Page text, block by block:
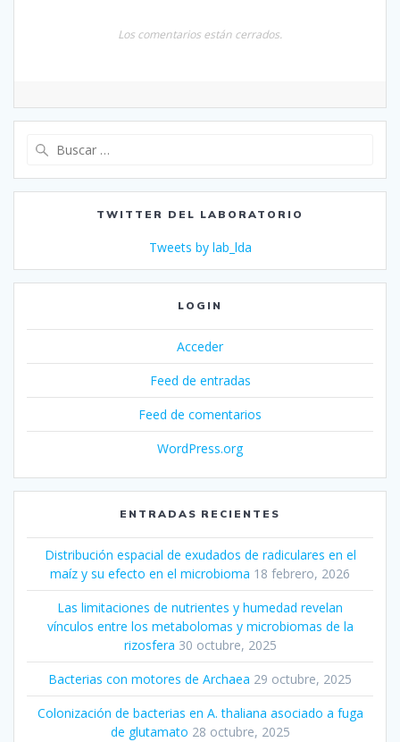
Los comentarios están cerrados.
TWITTER DEL LABORATORIO
Tweets by lab_lda
LOGIN
Acceder
Feed de entradas
Feed de comentarios
WordPress.org
ENTRADAS RECIENTES
Distribución espacial de exudados de radiculares en el
maíz y su efecto en el microbioma 18 febrero, 2026
Las limitaciones de nutrientes y humedad revelan
vínculos entre los metabolomas y microbiomas de la
rizosfera 30 octubre, 2025
Bacterias con motores de Archaea 29 octubre, 2025
Colonización de bacterias en A. thaliana asociado a fuga
de glutamato 28 octubre, 2025